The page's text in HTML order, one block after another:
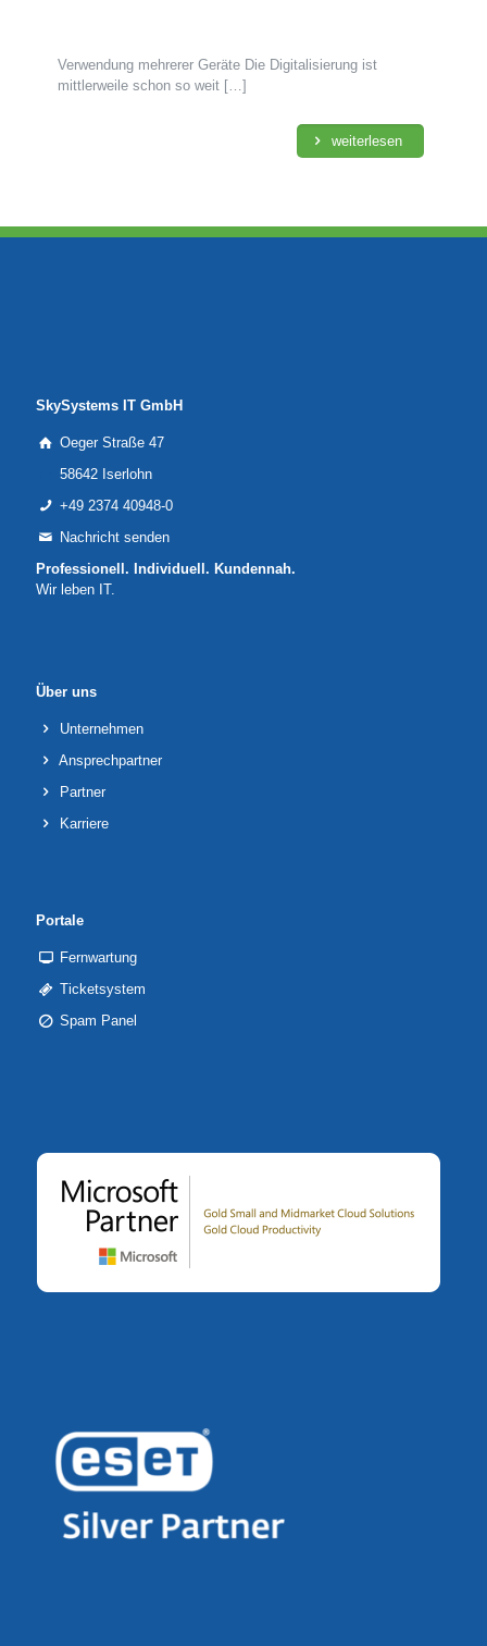
Verwendung mehrerer Geräte Die Digitalisierung ist
mittlerweile schon so weit […]
weiterlesen
SkySystems IT GmbH
Oeger Straße 47
58642 Iserlohn
+49 2374 40948-0
Nachricht senden
Professionell. Individuell. Kundennah.
Wir leben IT.
Über uns
Unternehmen
Ansprechpartner
Partner
Karriere
Portale
Fernwartung
Ticketsystem
Spam Panel